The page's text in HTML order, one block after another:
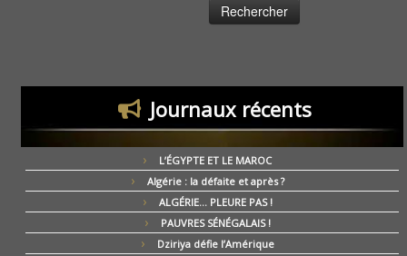
Journaux récents
L’ÉGYPTE ET LE MAROC
Algérie : la défaite et après ?
ALGÉRIE… PLEURE PAS !
PAUVRES SÉNÉGALAIS !
Dziriya défie l’Amérique